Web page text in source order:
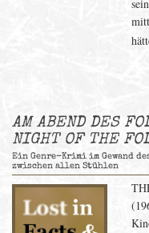
AM ABEND DES
NIGHT OF THE
Ein Genre-Krimi im Gewand
zwischen allen Stühlen